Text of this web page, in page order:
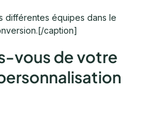
différentes équipes dans le
caption]
vous de votre